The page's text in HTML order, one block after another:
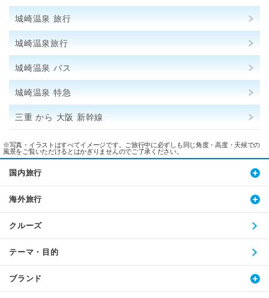
城崎温泉 旅行
城崎温泉旅行
城崎温泉 バス
城崎温泉 特急
三重 から 大阪 新幹線
※写真・イラストはすべてイメージです。ご旅行中に必ずしも同じ角度・高度・天候での
風景をご覧いただけるとはかぎりませんのでご了承ください。
国内旅行
海外旅行
クルーズ
テーマ・目的
ブランド